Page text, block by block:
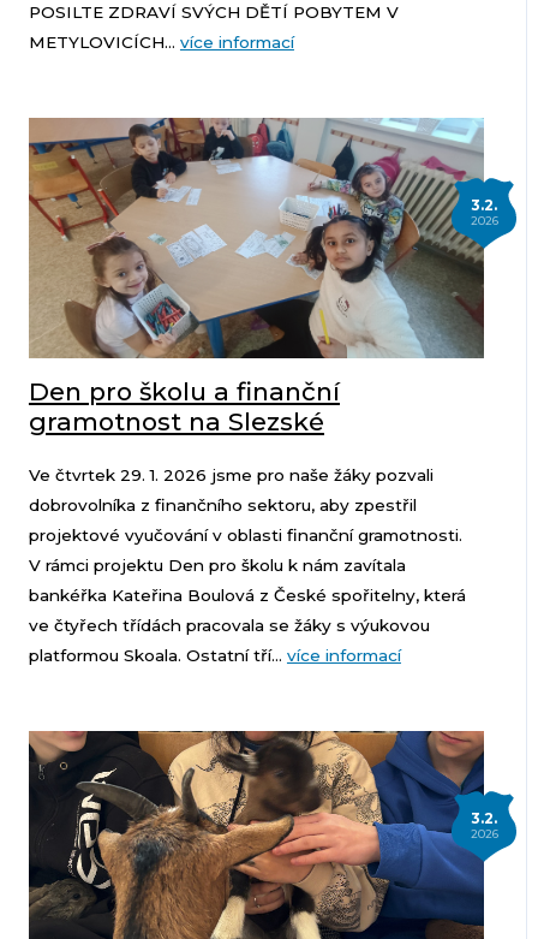
POSILTE ZDRAVÍ SVÝCH DĚTÍ POBYTEM V
METYLOVICÍCH... více informací
3.2.
2026
Den pro školu a finanční
gramotnost na Slezské
Ve čtvrtek 29. 1. 2026 jsme pro naše žáky pozvali
dobrovolníka z finančního sektoru, aby zpestřil
projektové vyučování v oblasti finanční gramotnosti.
V rámci projektu Den pro školu k nám zavítala
bankéřka Kateřina Boulová z České spořitelny, která
ve čtyřech třídách pracovala se žáky s výukovou
platformou Skoala. Ostatní tří... více informací
3.2.
2026